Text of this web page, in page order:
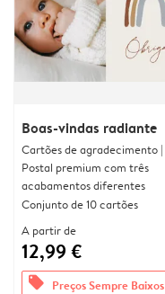
Boas-vindas radiante
Cartões de agradecimento |
Postal premium com três
acabamentos diferentes
Conjunto de 10 cartões
A partir de
12,99 €
offers Preços Sempre Baixos